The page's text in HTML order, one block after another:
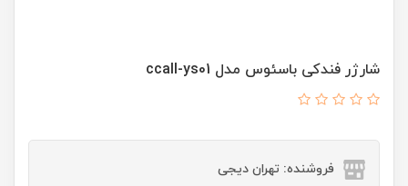
شارژر فندکی باسئوس مدل ccall-ys01
فروشنده: تهران دیجی